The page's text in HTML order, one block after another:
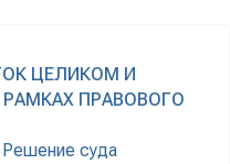
ЦЕЛИКОМ И
ПРАВОВОГО
суда